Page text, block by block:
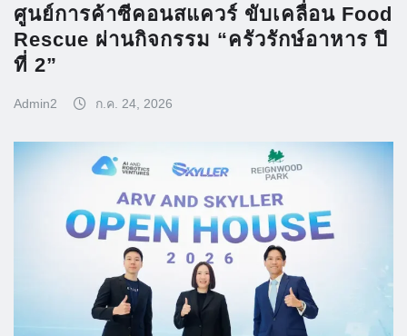
ศูนย์การค้าซีคอนสแควร์ ขับเคลื่อน Food
Rescue ผ่านกิจกรรม “ครัวรักษ์อาหาร ปี
ที่ 2”
Admin2 ก.ค. 24, 2026